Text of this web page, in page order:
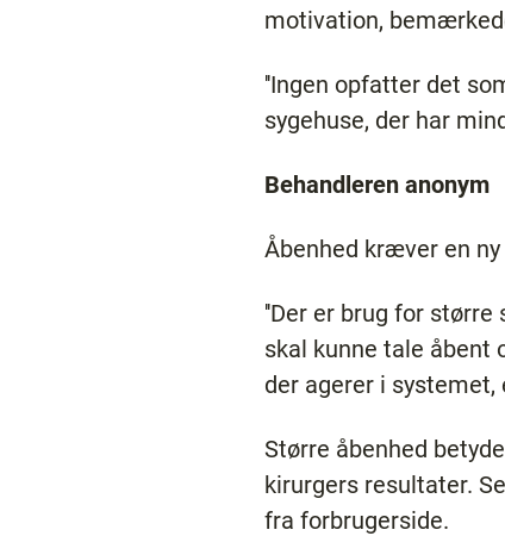
motivation,
''Ingen opfatter det
sygehuse, der har
Behandleren anonym
Åbenhed kræver en
''Der er brug for
skal kunne tale åbent
der agerer i
Større åbenhed
kirurgers resultater.
fra forbrugerside.